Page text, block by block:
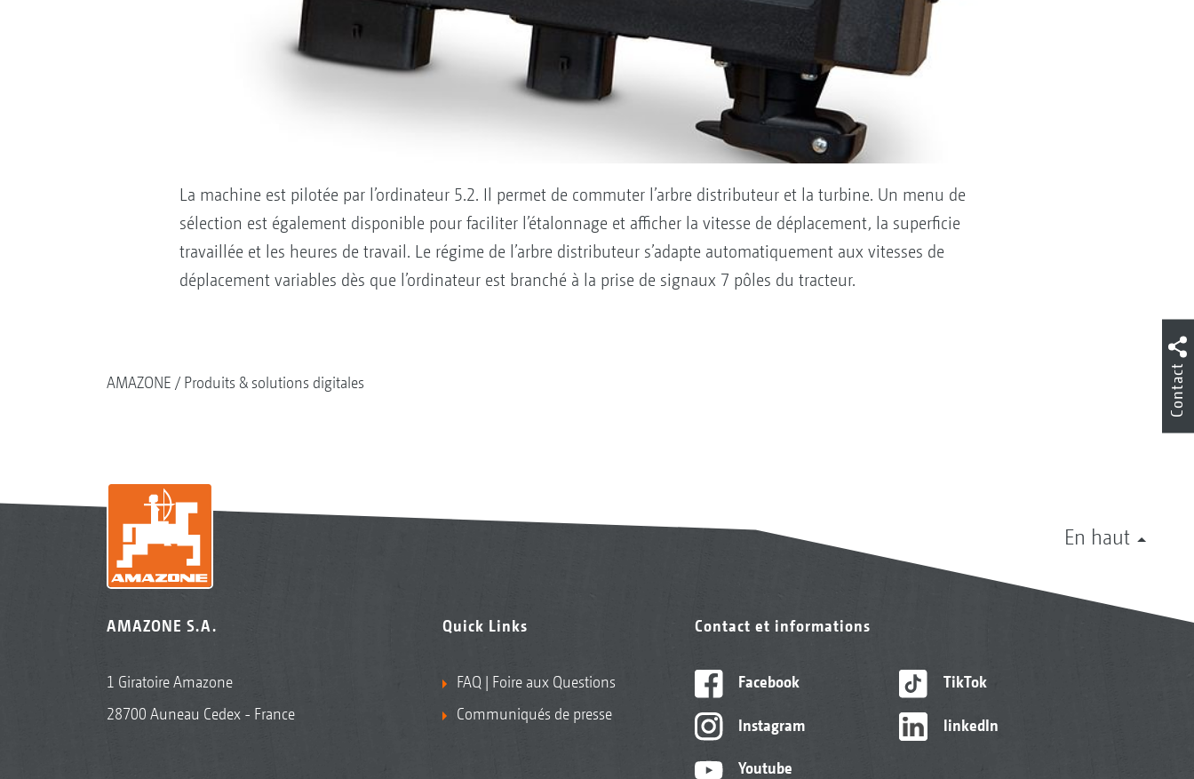
La machine est pilotée par l’ordinateur 5.2. Il permet de commuter l’arbre distributeur et la turbine. Un menu de
sélection est également disponible pour faciliter l’étalonnage et afficher la vitesse de déplacement, la superficie
travaillée et les heures de travail. Le régime de l’arbre distributeur s’adapte automatiquement aux vitesses de
déplacement variables dès que l’ordinateur est branché à la prise de signaux 7 pôles du tracteur.
AMAZONE Produits & solutions digitales
En haut
AMAZONE S.A.
1 Giratoire Amazone
28700 Auneau Cedex - France
Quick Links
FAQ | Foire aux Questions
Communiqués de presse
Contact et informations
Facebook
Instagram
Youtube
TikTok
linkedIn
Contact